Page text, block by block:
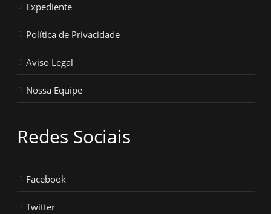
Expediente
Política de Privacidade
Aviso Legal
Nossa Equipe
Redes Sociais
Facebook
Twitter